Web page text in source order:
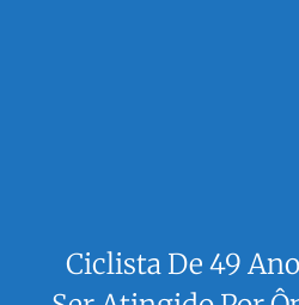
Ciclista De 49